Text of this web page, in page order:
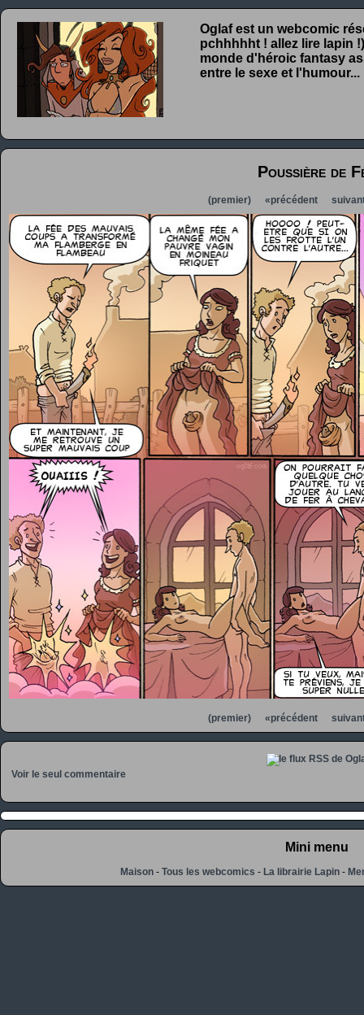
Oglaf est un webcomic
pchhhhht ! allez lire lapin
monde d'héroic fantasy
entre le sexe et l'humour...
Poussière de
(premier) «précédent
(premier) «précédent
Voir le seul commentaire
Mini menu
Maison -Tous les webcomics -La librairie Lapin -